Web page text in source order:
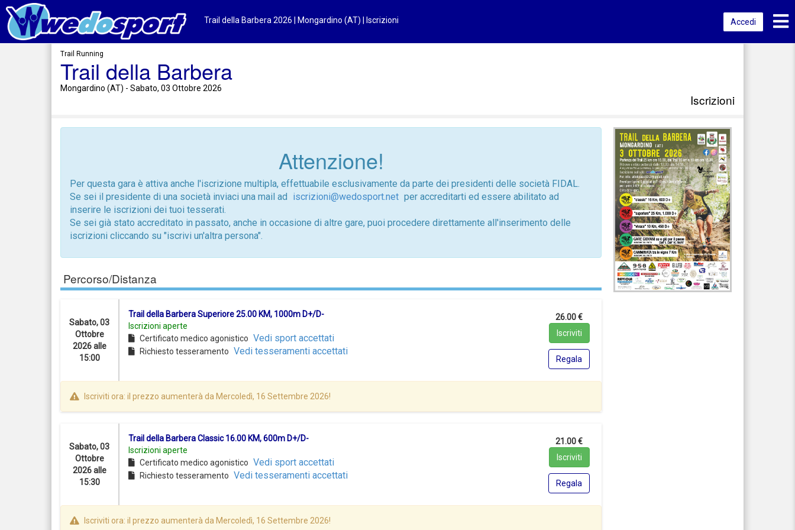
Trail della Barbera 2026 | Mongardino (AT) | Iscrizioni Accedi
Trail Running
Trail della Barbera
Mongardino (AT) - Sabato, 03 Ottobre 2026
Iscrizioni
Attenzione!
Per questa gara è attiva anche l'iscrizione multipla, effettuabile esclusivamente da parte dei presidenti delle società FIDAL.
Se sei il presidente di una società inviaci una mail ad iscrizioni@wedosport.net per accreditarti ed essere abilitato ad
inserire le iscrizioni dei tuoi tesserati.
Se sei già stato accreditato in passato, anche in occasione di altre gare, puoi procedere direttamente all'inserimento delle
iscrizioni cliccando su "iscrivi un'altra persona".
Percorso/Distanza
Sabato, 03
Ottobre
2026 alle
15:00
Trail della Barbera Superiore 25.00 KM, 1000m D+/D-
Iscrizioni aperte
Certificato medico agonistico Vedi sport accettati
Richiesto tesseramento Vedi tesseramenti accettati
26.00 €
Iscriviti
Regala
Iscriviti ora: il prezzo aumenterà da Mercoledì, 16 Settembre 2026!
Sabato, 03
Ottobre
2026 alle
15:30
Trail della Barbera Classic 16.00 KM, 600m D+/D-
Iscrizioni aperte
Certificato medico agonistico Vedi sport accettati
Richiesto tesseramento Vedi tesseramenti accettati
21.00 €
Iscriviti
Regala
Iscriviti ora: il prezzo aumenterà da Mercoledì, 16 Settembre 2026!